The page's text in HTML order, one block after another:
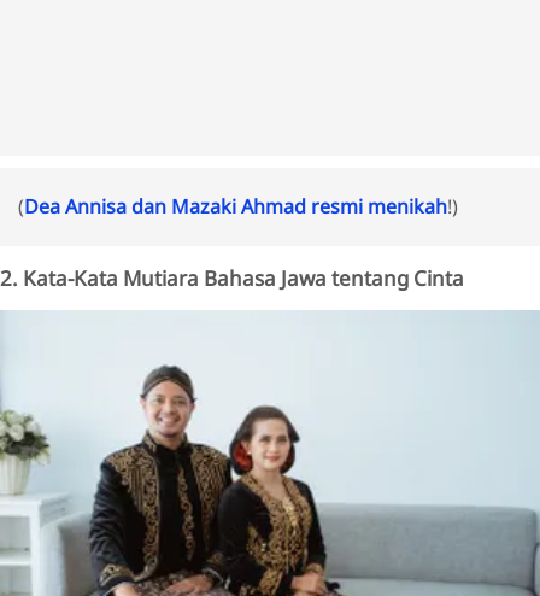
(Dea Annisa dan Mazaki Ahmad resmi menikah!)
2. Kata-Kata Mutiara Bahasa Jawa tentang Cinta